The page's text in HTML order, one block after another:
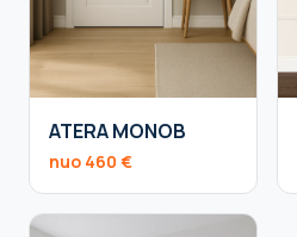
ATERA MONOB
nuo 460 €